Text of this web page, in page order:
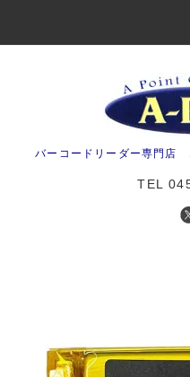
バーコードリーダー専門
TEL